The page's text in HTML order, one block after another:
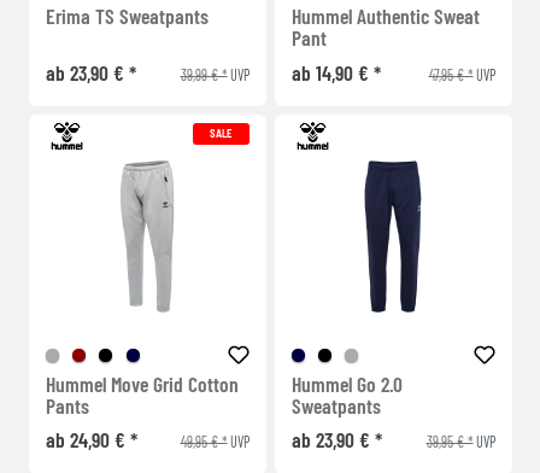
Erima TS Sweatpants
ab 23,90 € * 39,99 € *UVP
Hummel Authentic Sweat
Pant
ab 14,90 € *
47,95 € *UVP
SALE
Hummel Move Grid Cotton
Pants
ab 24,90 € *
49,95 € *UVP
Hummel Go 2.0
Sweatpants
ab 23,90 € *
39,95 € *UVP